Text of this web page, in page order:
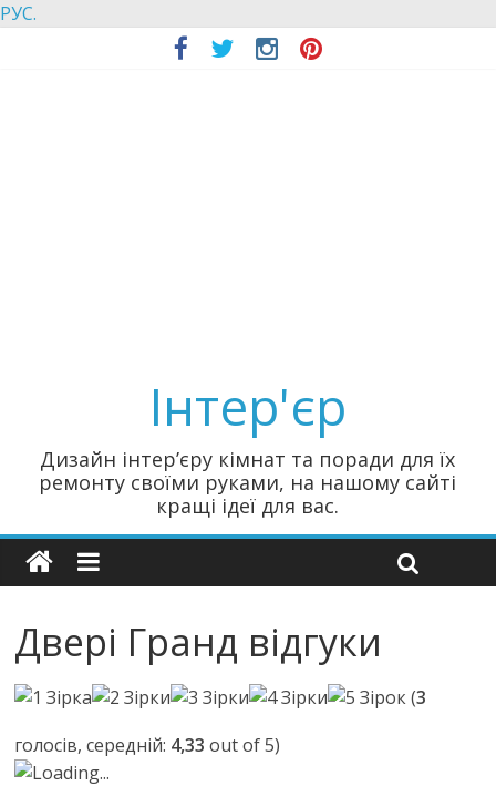
РУС.
Інтер'єр
Дизайн інтер’єру кімнат та поради для їх
ремонту своїми руками, на нашому сайті
кращі ідеї для вас.
Двері Гранд відгуки
(3
голосів, середній: 4,33 out of 5)
Loading...